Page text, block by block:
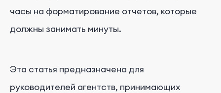
часы на форматирование отчетов, которые
должны занимать минуты.
Эта статья предназначена для
руководителей агентств, принимающих